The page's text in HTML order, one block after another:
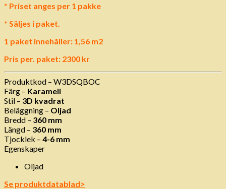
* Priset anges per 1 pakke
* Säljes i paket.
1 paket innehåller: 1,56 m2
Pris per. paket: 2300 kr
Produktkod – W3DSQBOC
Färg – Karamell
Stil – 3D kvadrat
Beläggning – Oljad
Bredd – 360 mm
Längd – 360 mm
Tjocklek – 4-6 mm
Egenskaper
Oljad
Se produktdatablad>